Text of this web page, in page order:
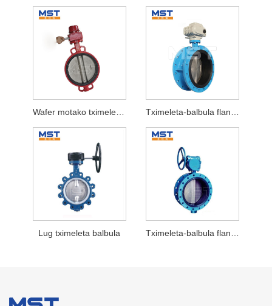
Wafer motako tximeleta-balbula
Lug tximeleta balbula